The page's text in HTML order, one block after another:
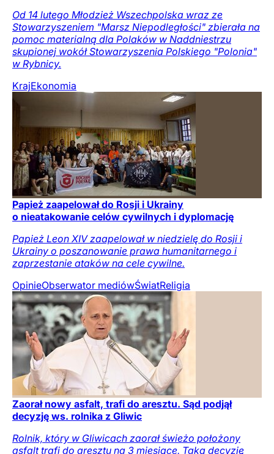
Od 14 lutego Młodzież Wszechpolska wraz ze
Stowarzyszeniem "Marsz Niepodległości" zbierała na
pomoc materialną dla Polaków w Naddniestrzu
skupionej wokół Stowarzyszenia Polskiego "Polonia"
w Rybnicy.
KrajEkonomia
Papież zaapelował do Rosji i Ukrainy
o nieatakowanie celów cywilnych i dyplomację
Papież Leon XIV zaapelował w niedzielę do Rosji i
Ukrainy o poszanowanie prawa humanitarnego i
zaprzestanie ataków na cele cywilne.
OpinieObserwator mediówŚwiatReligia
Zaorał nowy asfalt, trafi do aresztu. Sąd podjął
decyzję ws. rolnika z Gliwic
Rolnik, który w Gliwicach zaorał świeżo położony
asfalt trafi do aresztu na 3 miesiące. Taką decyzję